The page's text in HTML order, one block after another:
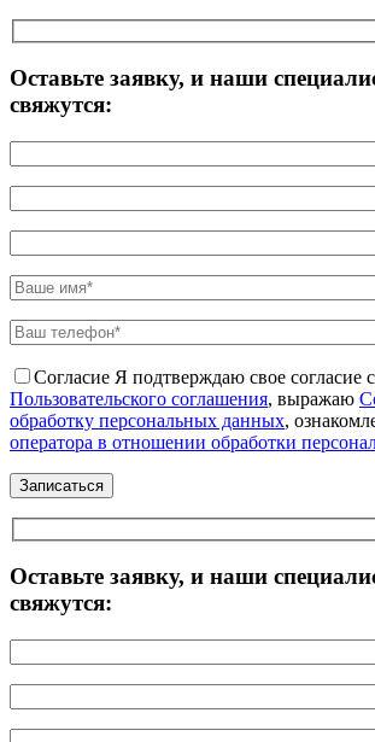
Оставьте заявку, и наши
свяжутся:
Согласие Я подтверждаю свое согласие
Пользовательского соглашения, выражаю
обработку персональных данных,
оператора в отношении обработки
Оставьте заявку, и наши
свяжутся: